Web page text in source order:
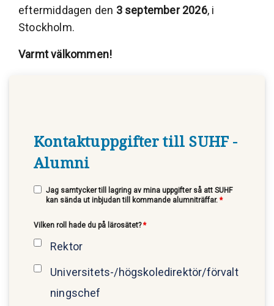
eftermiddagen den 3 september 2026, i
Stockholm.
Varmt välkommen!
Kontaktuppgifter till SUHF -
Alumni
Jag samtycker till lagring av mina uppgifter så att SUHF
kan sända ut inbjudan till kommande alumniträffar. *
Vilken roll hade du på lärosätet?*
Rektor
Universitets-/högskoledirektör/förvalt
ningschef